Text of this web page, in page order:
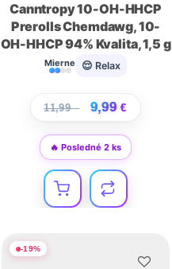
Canntropy 10-OH-HHCP
Prerolls Chemdawg, 10-
OH-HHCP 94% Kvalita, 1,5 g
Mierne 😌 Relax
11,99€ 9,99€
🔥 Posledné 2 ks
-19%